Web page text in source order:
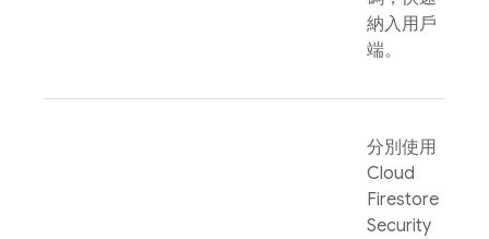
納入用戶
端。
分別使用
Cloud
Firestore
Security